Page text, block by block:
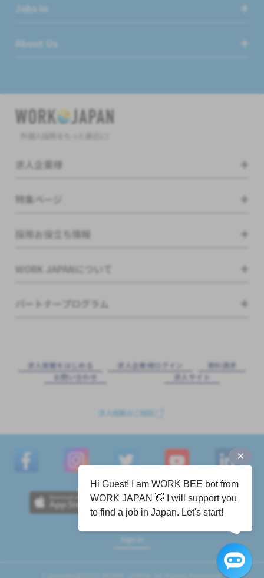
Jobs in
About Us
求人企業様
特集ページ
採用お役立ち情報
WORK JAPANについて
パートナープログラム
求⼈掲載をはじめる 求⼈企業様ログイン
資料請求
お問い合わせ
求⼈サイト
求人掲載のご相談
Sign in
Copyright@2023 WORK JAPAN. All Rights Reserved
Hi Guest! I am WORK BEE bot from
WORK JAPAN 👋 I will support you
to find a job in Japan. Let's start!